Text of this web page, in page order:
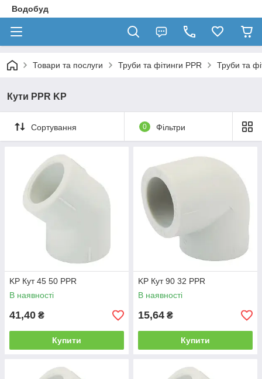
Водобуд
Товари та послуги Труби та фітинги PPR Труби та
Кути PPR KP
Сортування 0 Фільтри
KP Кут 45 50 PPR
В наявності
41,40 ₴
Купити
KP Кут 90 32 PPR
В наявності
15,64 ₴
Купити